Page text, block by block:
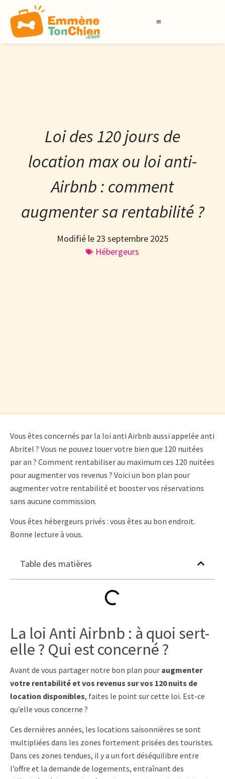
Loi des 120 jours de
location max ou loi anti-
Airbnb : comment
augmenter sa rentabilité ?
Modifié le 23 septembre 2025
Hébergeurs
Vous êtes concernés par la loi anti Airbnb aussi appelée anti
Abritel ? Vous ne pouvez louer votre bien que 120 nuitées
par an ? Comment rentabiliser au maximum ces 120 nuitées
pour augmenter vos revenus ? Voici un bon plan pour
augmenter votre rentabilité et booster vos réservations
sans aucune commission.
Vous êtes hébergeurs privés : vous êtes au bon endroit.
Bonne lecture à vous.
Table des matières
La loi Anti Airbnb : à quoi sert-
elle ? Qui est concerné ?
Avant de vous partager notre bon plan pour augmenter
votre rentabilité et vos revenus sur vos 120 nuits de
location disponibles, faites le point sur cette loi. Est-ce
qu’elle vous concerne ?
Ces dernières années, les locations saisonnières se sont
multipliées dans les zones fortement prisées des touristes.
Dans ces zones tendues, il y a un fort déséquilibre entre
l’offre et la demande de logements, entraînant des